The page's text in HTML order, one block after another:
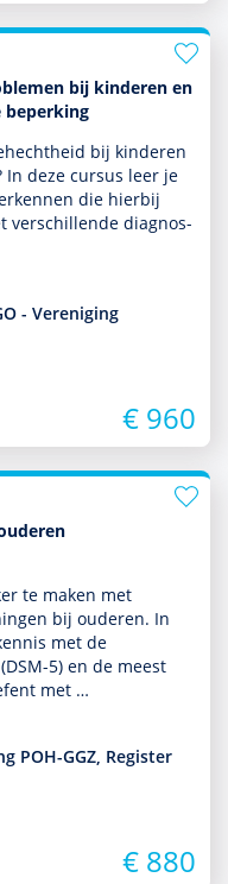
bij kinderen en
beperking
bij kin­de­ren
deze cursus leer je
die hierbij
ver­schil­lende diag­nos­
- Vereniging
€ 960
te maken met
bij ouderen. In
met de
5) en de meest
met …
POH-GGZ, Register
€ 880